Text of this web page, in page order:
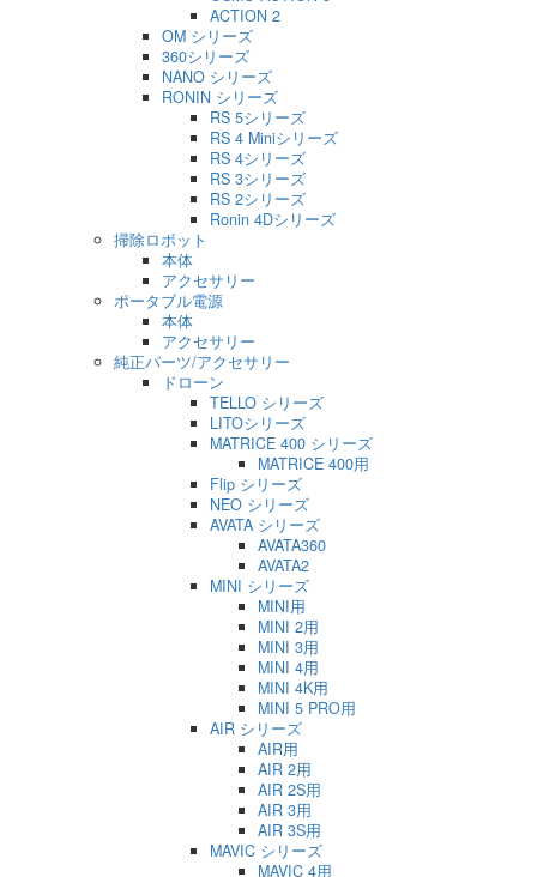
ACTION 2
OM シリーズ
360シリーズ
NANO シリーズ
RONIN シリーズ
RS 5シリーズ
RS 4 Miniシリーズ
RS 4シリーズ
RS 3シリーズ
RS 2シリーズ
Ronin 4Dシリーズ
掃除ロボット
本体
アクセサリー
ポータブル電源
本体
アクセサリー
純正パーツ/アクセサリー
ドローン
TELLO シリーズ
LITOシリーズ
MATRICE 400 シリーズ
MATRICE 400用
Flip シリーズ
NEO シリーズ
AVATA シリーズ
AVATA360
AVATA2
MINI シリーズ
MINI用
MINI 2用
MINI 3用
MINI 4用
MINI 4K用
MINI 5 PRO用
AIR シリーズ
AIR用
AIR 2用
AIR 2S用
AIR 3用
AIR 3S用
MAVIC シリーズ
MAVIC 4用